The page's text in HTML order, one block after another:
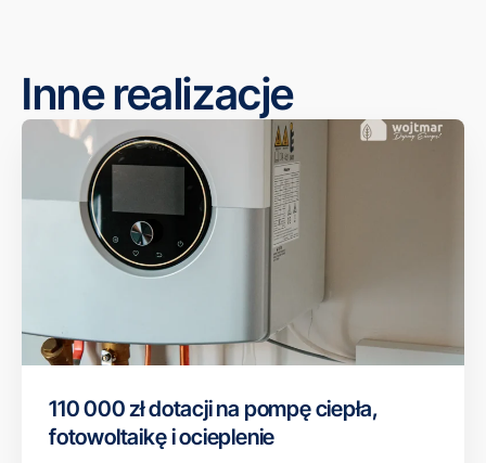
Inne realizacje
110 000 zł dotacji na pompę ciepła,
fotowoltaikę i ocieplenie